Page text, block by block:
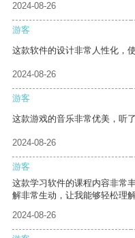
2024-08-26
游客
这款软件的设计非常人性化，
2024-08-26
游客
这款游戏的音乐非常优美，听
2024-08-26
游客
这款学习软件的课程内容非常
解非常生动，让我能够轻松理解
2024-08-26